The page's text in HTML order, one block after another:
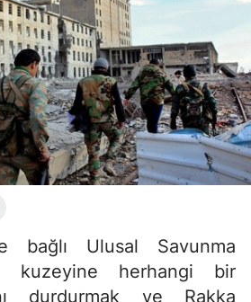
bağlı Ulusal Savunma
kuzeyine herhangi bir
durdurmak ve Rakka